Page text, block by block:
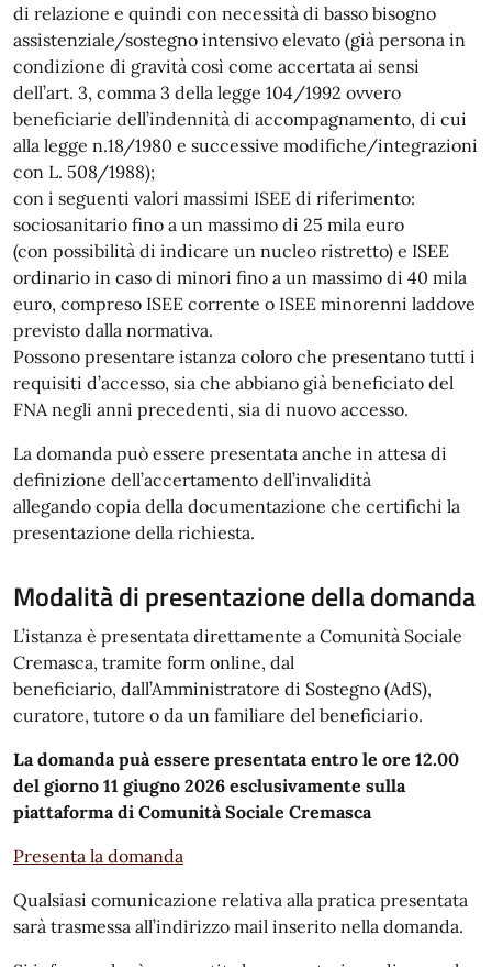
di relazione e quindi con necessità di basso bisogno
assistenziale/sostegno intensivo elevato (già persona in
condizione di gravità così come accertata ai sensi
dell’art. 3, comma 3 della legge 104/1992 ovvero
beneficiarie dell’indennità di accompagnamento, di cui
alla legge n.18/1980 e successive modifiche/integrazioni
con L. 508/1988);
con i seguenti valori massimi ISEE di riferimento:
sociosanitario fino a un massimo di 25 mila euro
(con possibilità di indicare un nucleo ristretto) e ISEE
ordinario in caso di minori fino a un massimo di 40 mila
euro, compreso ISEE corrente o ISEE minorenni laddove
previsto dalla normativa.
Possono presentare istanza coloro che presentano tutti i
requisiti d’accesso, sia che abbiano già beneficiato del
FNA negli anni precedenti, sia di nuovo accesso.
La domanda può essere presentata anche in attesa di
definizione dell’accertamento dell’invalidità
allegando copia della documentazione che certifichi la
presentazione della richiesta.
Modalità di presentazione della domanda
L’istanza è presentata direttamente a Comunità Sociale
Cremasca, tramite form online, dal
beneficiario, dall’Amministratore di Sostegno (AdS),
curatore, tutore o da un familiare del beneficiario.
La domanda puà essere presentata entro le ore 12.00
del giorno 11 giugno 2026 esclusivamente sulla
piattaforma di Comunità Sociale Cremasca
Presenta la domanda
Qualsiasi comunicazione relativa alla pratica presentata
sarà trasmessa all’indirizzo mail inserito nella domanda.